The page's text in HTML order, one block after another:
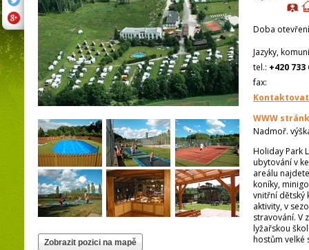
Doba
Jazyky,
tel.: +420 733
fax:
WWW
Nadmoř.
Holiday Park
ubytování v
areálu
koníky,
vnitřní dětský
aktivity, v
stravování. V
lyžařskou
hostům velké